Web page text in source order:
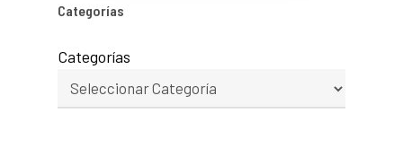
Categorías
Categorías